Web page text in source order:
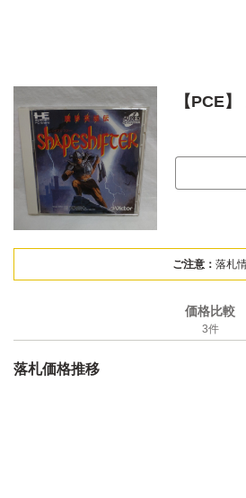
【PCE
ご注意： 落札
価格比較
3件
落札価格推移